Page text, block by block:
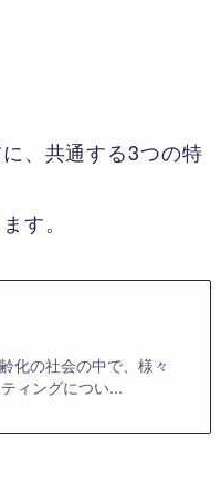
、共通する3つの特
す。
化の社会の中で、様々
ィングについ...